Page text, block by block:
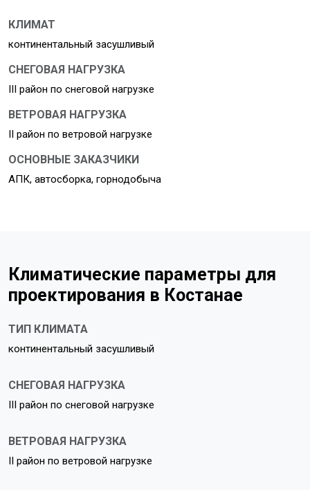
КЛИМАТ
континентальный засушливый
СНЕГОВАЯ НАГРУЗКА
III район по снеговой нагрузке
ВЕТРОВАЯ НАГРУЗКА
II район по ветровой нагрузке
ОСНОВНЫЕ ЗАКАЗЧИКИ
АПК, автосборка, горнодобыча
Климатические параметры для
проектирования в Костанае
ТИП КЛИМАТА
континентальный засушливый
СНЕГОВАЯ НАГРУЗКА
III район по снеговой нагрузке
ВЕТРОВАЯ НАГРУЗКА
II район по ветровой нагрузке